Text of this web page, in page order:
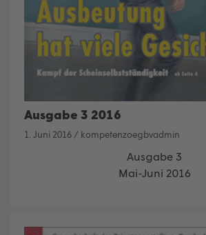
Ausgabe 3 2016
1. Juni 2016 / kompetenzoegbvadmin
Ausgabe 3
Mai-Juni 2016